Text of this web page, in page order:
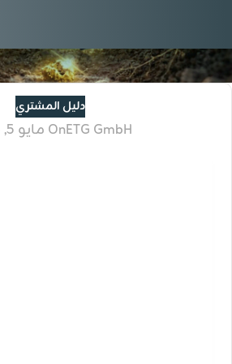
دليل المشتري
ETG GmbHOn مايو 5, 2025